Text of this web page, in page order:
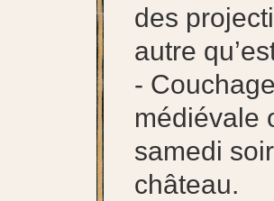
des
autre
-
médiévale
samedi
château.